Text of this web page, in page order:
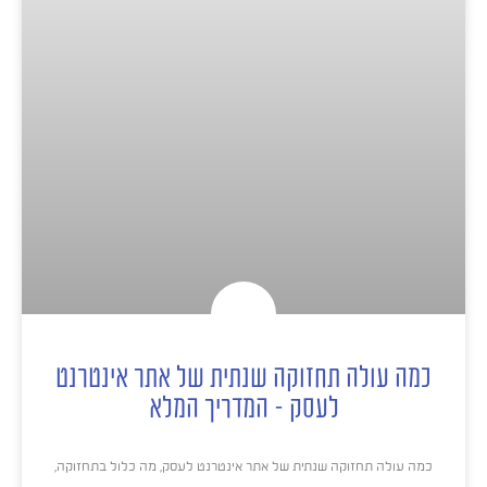
כמה עולה תחזוקה שנתית של אתר אינטרנט
לעסק – המדריך המלא
כמה עולה תחזוקה שנתית של אתר אינטרנט לעסק, מה כלול בתחזוקה,